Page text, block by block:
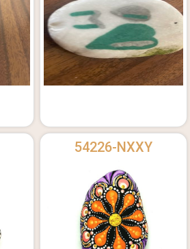
54226-NXXY